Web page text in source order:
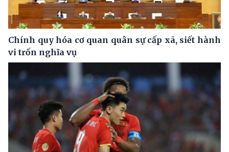
Chính quy hóa cơ quan quân sự cấp xã, siết hành
vi trốn nghĩa vụ